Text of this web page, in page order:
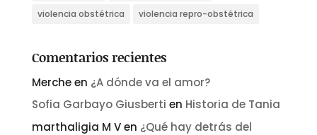
violencia obstétrica
violencia repro-obstétrica
Comentarios recientes
Mercheen ¿A dónde va el amor?
Sofia Garbayo Giusberti en Historia de Tania
marthaligia M Ven ¿Qué hay detrás del